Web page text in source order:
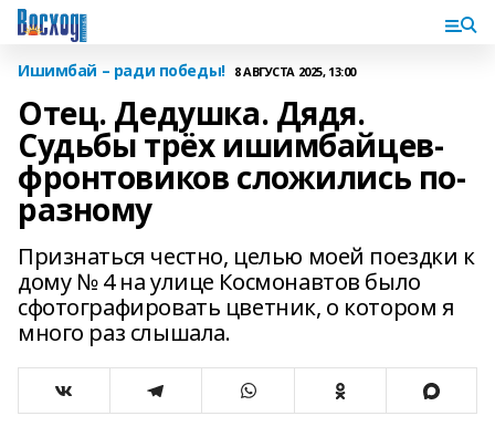
Ишимбай – ради победы! 8 АВГУСТА 2025, 13:00
Отец. Дедушка. Дядя.
Судьбы трёх ишимбайцев-
фронтовиков сложились по-
разному
Признаться честно, целью моей поездки к
дому № 4 на улице Космонавтов было
сфотографировать цветник, о котором я
много раз слышала.